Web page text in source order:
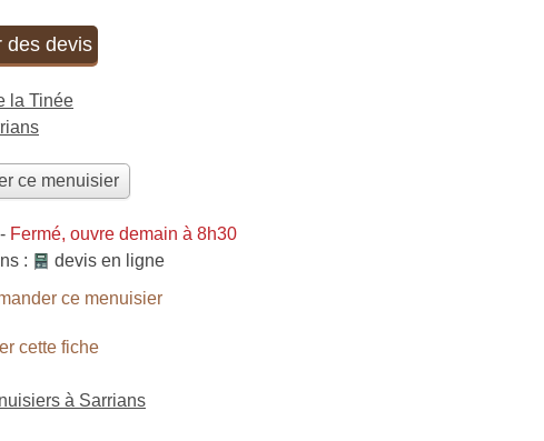
des devis
la Tinée
ce menuisier
- Fermé, ouvre demain à 8h30
:
devis en ligne
ce menuisier
cette fiche
à Sarrians